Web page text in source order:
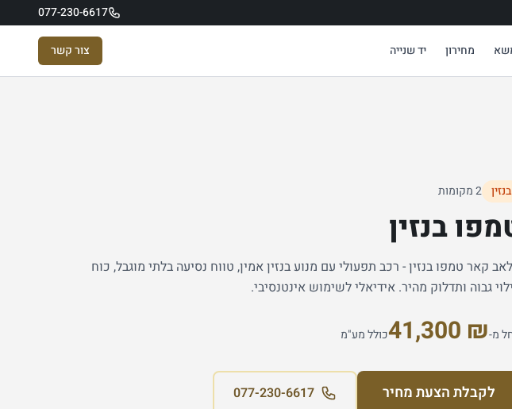
077-230-6617
מחירון יד שנייה צור קשר
בנזין 2 מקומות
בנזין
קאר טמפו בנזין - רכב תפעולי עם מנוע בנזין אמין, טווח נסיעה בלתי מוגבל, כוח
גבוה ותדלוק מהיר. אידיאלי לשימוש אינטנסיבי.
מ-41,300 ₪כולל מע"מ
לקבלת הצעת מחיר 077-230-6617